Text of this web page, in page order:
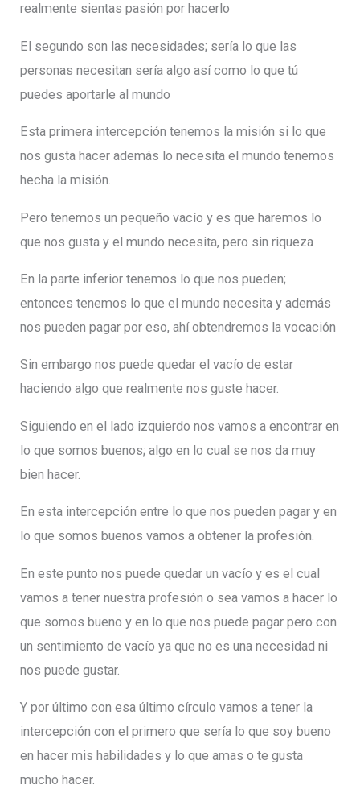
realmente sientas pasión por hacerlo
El segundo son las necesidades; sería lo que las
personas necesitan sería algo así como lo que tú
puedes aportarle al mundo
Esta primera intercepción tenemos la misión si lo que
nos gusta hacer además lo necesita el mundo tenemos
hecha la misión.
Pero tenemos un pequeño vacío y es que haremos lo
que nos gusta y el mundo necesita, pero sin riqueza
En la parte inferior tenemos lo que nos pueden;
entonces tenemos lo que el mundo necesita y además
nos pueden pagar por eso, ahí obtendremos la vocación
Sin embargo nos puede quedar el vacío de estar
haciendo algo que realmente nos guste hacer.
Siguiendo en el lado izquierdo nos vamos a encontrar en
lo que somos buenos; algo en lo cual se nos da muy
bien hacer.
En esta intercepción entre lo que nos pueden pagar y en
lo que somos buenos vamos a obtener la profesión.
En este punto nos puede quedar un vacío y es el cual
vamos a tener nuestra profesión o sea vamos a hacer lo
que somos bueno y en lo que nos puede pagar pero con
un sentimiento de vacío ya que no es una necesidad ni
nos puede gustar.
Y por último con esa último círculo vamos a tener la
intercepción con el primero que sería lo que soy bueno
en hacer mis habilidades y lo que amas o te gusta
mucho hacer.